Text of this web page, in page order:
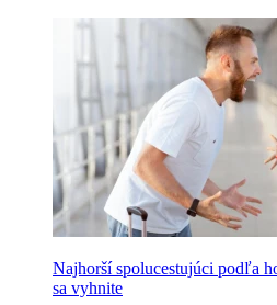
Najhorší spolucestujúci podľa
sa vyhnite